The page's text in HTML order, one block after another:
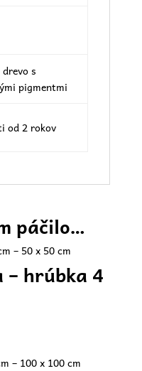
s
pigmentmi
od 2 rokov
páčilo…
– hrúbka 4